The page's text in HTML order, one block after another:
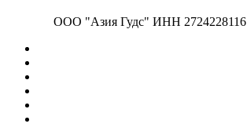
ООО "Азия Гудс" ИНН 2724228116